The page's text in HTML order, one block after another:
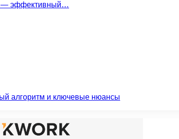
— эффективный…
алгоритм и ключевые нюансы